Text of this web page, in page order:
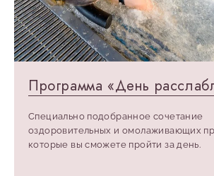
Программа «День
Специально подобранное сочетание
оздоровительных и омолаживающих
которые вы сможете пройти за день.